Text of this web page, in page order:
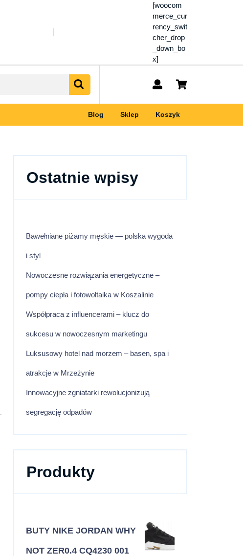
[woocom
merce_cur
rency_swit
cher_drop
_down_bo
x]
My
Blog Sklep Koszyk
Ostatnie wpisy
Bawełniane piżamy męskie — polska wygoda
i styl
Nowoczesne rozwiązania energetyczne –
pompy ciepła i fotowoltaika w Koszalinie
Współpraca z influencerami – klucz do
sukcesu w nowoczesnym marketingu
Luksusowy hotel nad morzem – basen, spa i
atrakcje w Mrzeżynie
Innowacyjne zgniatarki rewolucjonizują
segregację odpadów
Produkty
BUTY NIKE JORDAN WHY
NOT ZER0.4 CQ4230 001